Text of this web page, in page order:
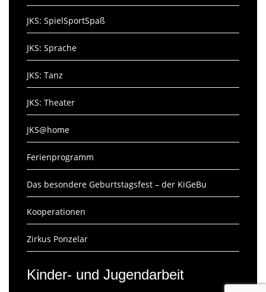
JKS: SpielSportSpaß
JKS: Sprache
JKS: Tanz
JKS: Theater
JKS@home
Ferienprogramm
Das besondere Geburtstagsfest – der KiGeBu
Kooperationen
Zirkus Ponzelar
Kinder- und Jugendarbeit